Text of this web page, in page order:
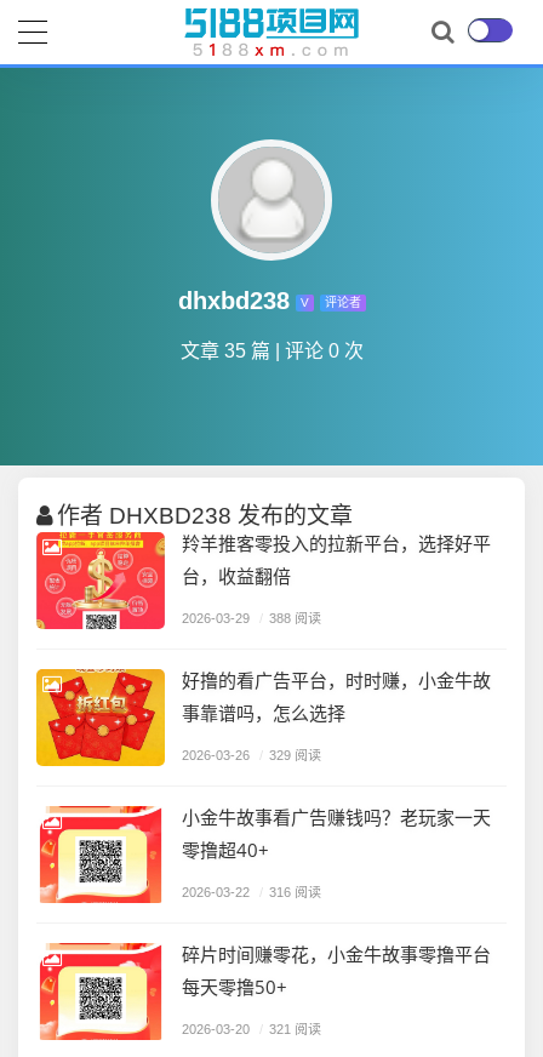
dhxbd238 V 评论者
文章 35 篇 评论 0 次
作者 DHXBD238 发布的文章
羚羊推客零投入的拉新平台，选择好平
台，收益翻倍
2026-03-29 / 388 阅读
好撸的看广告平台，时时赚，小金牛故
事靠谱吗，怎么选择
2026-03-26 / 329 阅读
小金牛故事看广告赚钱吗？老玩家一天
零撸超40+
2026-03-22 / 316 阅读
碎片时间赚零花，小金牛故事零撸平台
每天零撸50+
2026-03-20 / 321 阅读